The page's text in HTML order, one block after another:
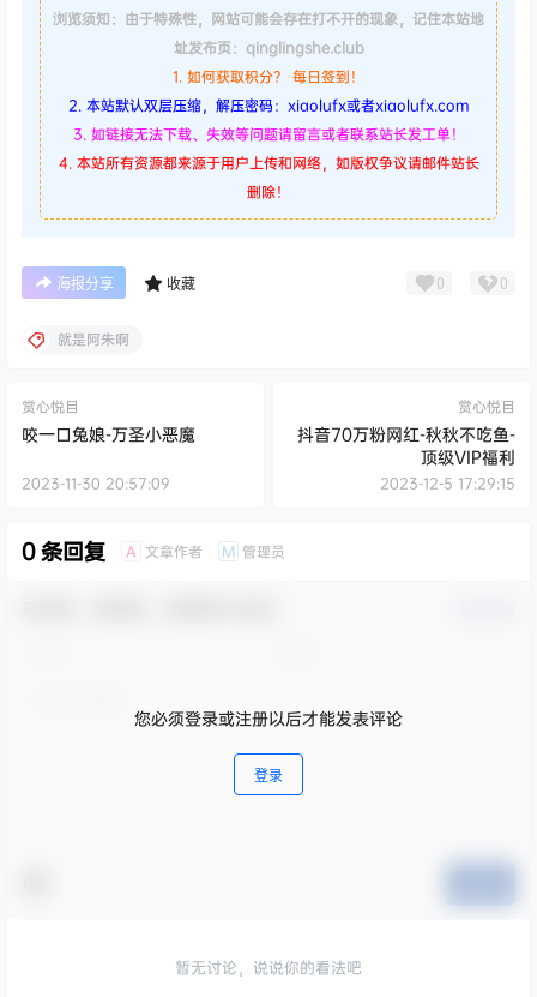
浏览须知：由于特殊性，网站可能会存在打不开的现象，记住本站地
址发布页：qinglingshe.club
1. 如何获取积分？ 每日签到！
2. 本站默认双层压缩，解压密码：xiaolufx或者xiaolufx.com
3. 如链接无法下载、失效等问题请留言或者联系站长发工单！
4. 本站所有资源都来源于用户上传和网络，如版权争议请邮件站长
删除！
海报分享 收藏 0 0
就是阿朱啊
赏心悦目
咬一口兔娘-万圣小恶魔
2023-11-30 20:57:09
赏心悦目
抖音70万粉网红-秋秋不吃鱼-
顶级VIP福利
2023-12-5 17:29:15
0 条回复 A 文章作者 M 管理员
您必须登录或注册以后才能发表评论
登录
暂无讨论，说说你的看法吧